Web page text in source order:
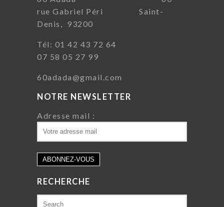
rue Gabriel Péri Saint-
Denis, 93200
Tél: 01 42 43 72 64
07 58 05 27 99
60adada@gmail.com
NOTRE NEWSLETTER
Adresse mail :
RECHERCHE